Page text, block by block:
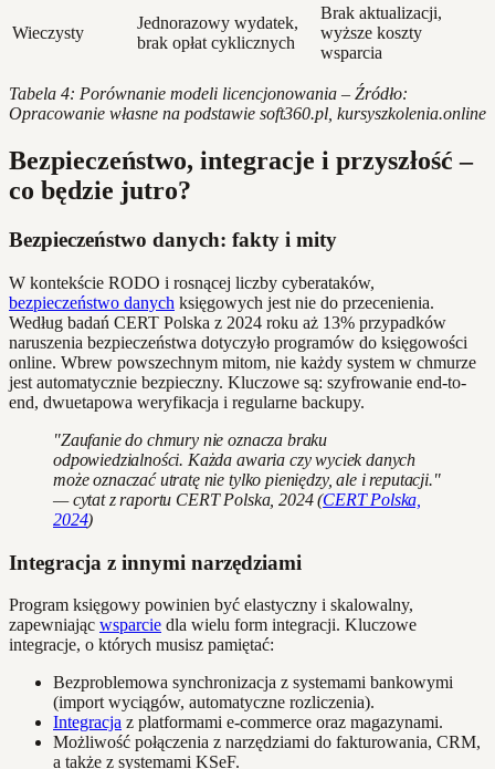
Wieczysty
Jednorazowy wydatek,
brak opłat cyklicznych
Brak aktualizacji,
wyższe koszty
wsparcia
Tabela 4: Porównanie modeli licencjonowania – Źródło:
Opracowanie własne na podstawie soft360.pl, kursyszkolenia.online
Bezpieczeństwo, integracje i przyszłość –
co będzie jutro?
Bezpieczeństwo danych: fakty i mity
W kontekście RODO i rosnącej liczby cyberataków,
bezpieczeństwo danych księgowych jest nie do przecenienia.
Według badań CERT Polska z 2024 roku aż 13% przypadków
naruszenia bezpieczeństwa dotyczyło programów do księgowości
online. Wbrew powszechnym mitom, nie każdy system w chmurze
jest automatycznie bezpieczny. Kluczowe są: szyfrowanie end-to-
end, dwuetapowa weryfikacja i regularne backupy.
"Zaufanie do chmury nie oznacza braku
odpowiedzialności. Każda awaria czy wyciek danych
może oznaczać utratę nie tylko pieniędzy, ale i reputacji."
— cytat z raportu CERT Polska, 2024 (CERT Polska,
2024)
Integracja z innymi narzędziami
Program księgowy powinien być elastyczny i skalowalny,
zapewniając wsparcie dla wielu form integracji. Kluczowe
integracje, o których musisz pamiętać:
Bezproblemowa synchronizacja z systemami bankowymi
(import wyciągów, automatyczne rozliczenia).
Integracja z platformami e-commerce oraz magazynami.
Możliwość połączenia z narzędziami do fakturowania, CRM,
a także z systemami KSeF.